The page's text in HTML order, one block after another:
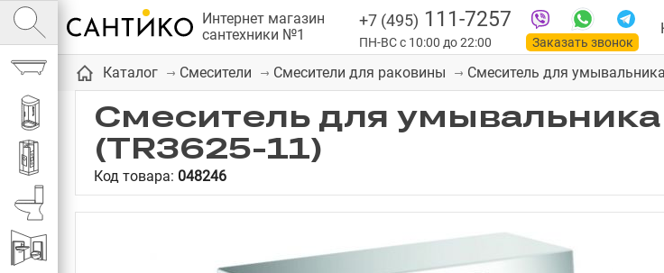
Интернет магазин
сантехники №1
+7 (495) 111-7257
ПН-ВС с 10:00 до 22:00
Заказать звонок
Ванны
Душевые кабины
Душевые
Каталог Смесители Смесители для раковины Смеситель для
Смеситель для умывальника
(TR3625-11)
Код товара: 048246